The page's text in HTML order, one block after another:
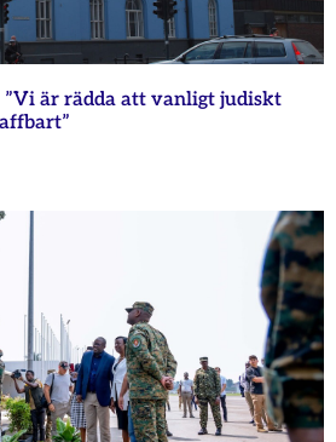
”Vi är rädda att vanligt judiskt